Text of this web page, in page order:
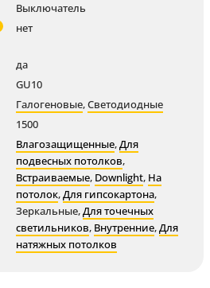
Выключатель
нет
да
GU10
Галогеновые,Светодиодные
1500
Влагозащищенные,Для
подвесных потолков,
Встраиваемые, Downlight, На
потолок,Для гипсокартона,
Зеркальные,Для точечных
светильников, Внутренние,Для
натяжных потолков